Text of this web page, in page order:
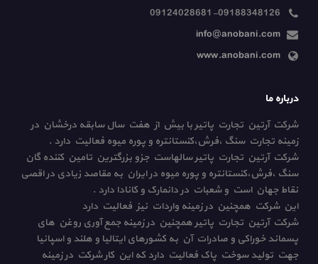
09124028681-09188348126
info@anobani.com
www.anobani.com
درباره ما
شرکت آرتین تجارت پاتیر با بیش از هفت سال سابقه درخشان در
زمینه تجارت سنگ ،فرش،کنستانتره و پوره میوه فعالیت دارد .
شرکت آرتین تجارت پاتیر سالهاست جزو بزرگترین تامین کننده گان
سنگ ،فرش،کنستانتره و پوره میوه در ایران به مقاصد زیادی در اقصی
نقاط جهان است و شعبات در دانمارک و کانادا دارد .
این شرکت همچنین در زمینه واردات نیز فعالیت دارد
شرکت آرتین تجارت پاتیر همچنین در زمینه جمع آوری روغن های
پسماند خوراکی و صادرات آن به کشورهای ایتالیا و هلند و اسپانیا
جهت تولید سوخت پاک فعالیت دارد که این کار شرکت در زمینه